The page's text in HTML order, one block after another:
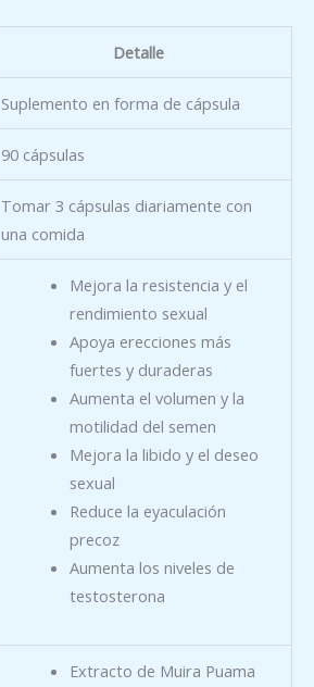
Detalle
Suplemento en forma de cápsula
90 cápsulas
Tomar 3 cápsulas diariamente con
una comida
Mejora la resistencia y el
rendimiento sexual
Apoya erecciones más
fuertes y duraderas
Aumenta el volumen y la
motilidad del semen
Mejora la libido y el deseo
sexual
Reduce la eyaculación
precoz
Aumenta los niveles de
testosterona
Extracto de Muira Puama